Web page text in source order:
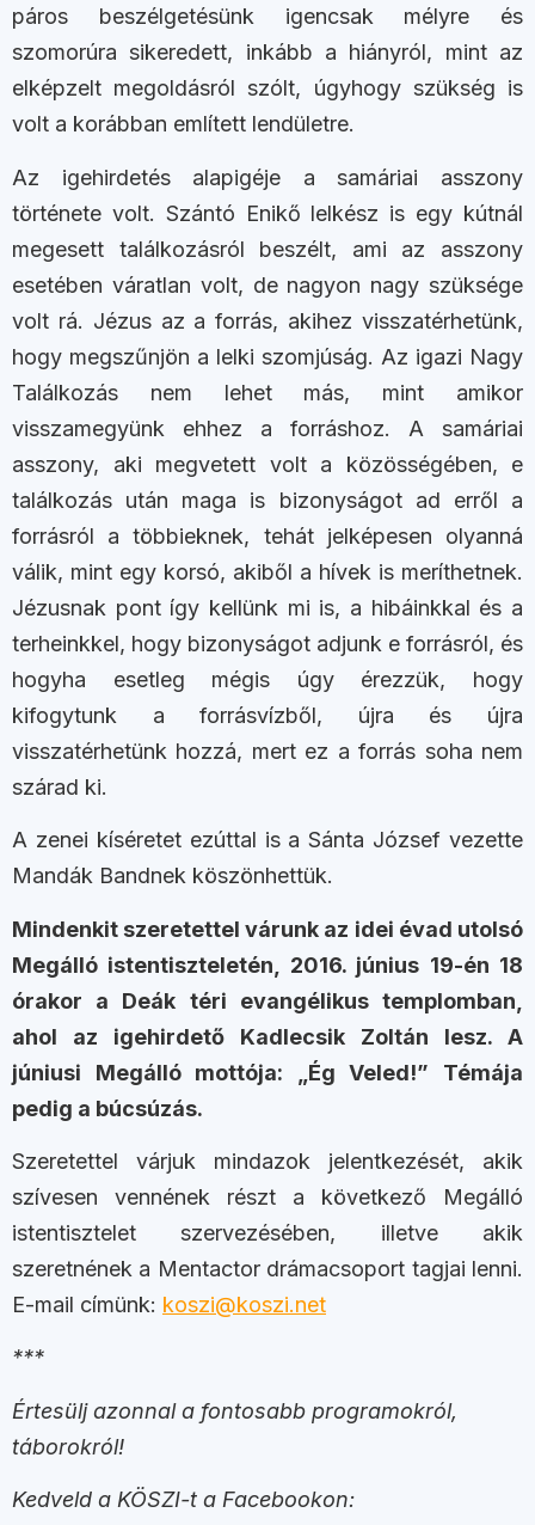
páros beszélgetésünk igencsak mélyre és
szomorúra sikeredett, inkább a hiányról, mint az
elképzelt megoldásról szólt, úgyhogy szükség is
volt a korábban említett lendületre.
Az igehirdetés alapigéje a samáriai asszony
története volt. Szántó Enikő lelkész is egy kútnál
megesett találkozásról beszélt, ami az asszony
esetében váratlan volt, de nagyon nagy szüksége
volt rá. Jézus az a forrás, akihez visszatérhetünk,
hogy megszűnjön a lelki szomjúság. Az igazi Nagy
Találkozás nem lehet más, mint amikor
visszamegyünk ehhez a forráshoz. A samáriai
asszony, aki megvetett volt a közösségében, e
találkozás után maga is bizonyságot ad erről a
forrásról a többieknek, tehát jelképesen olyanná
válik, mint egy korsó, akiből a hívek is meríthetnek.
Jézusnak pont így kellünk mi is, a hibáinkkal és a
terheinkkel, hogy bizonyságot adjunk e forrásról, és
hogyha esetleg mégis úgy érezzük, hogy
kifogytunk a forrásvízből, újra és újra
visszatérhetünk hozzá, mert ez a forrás soha nem
szárad ki.
A zenei kíséretet ezúttal is a Sánta József vezette
Mandák Bandnek köszönhettük.
Mindenkit szeretettel várunk az idei évad utolsó
Megálló istentiszteletén, 2016. június 19-én 18
órakor a Deák téri evangélikus templomban,
ahol az igehirdető Kadlecsik Zoltán lesz. A
júniusi Megálló mottója: „Ég Veled!” Témája
pedig a búcsúzás.
Szeretettel várjuk mindazok jelentkezését, akik
szívesen vennének részt a következő Megálló
istentisztelet szervezésében, illetve akik
szeretnének a Mentactor drámacsoport tagjai lenni.
E-mail címünk: koszi@koszi.net
***
Értesülj azonnal a fontosabb programokról,
táborokról!
Kedveld a KÖSZI-t a Facebookon: